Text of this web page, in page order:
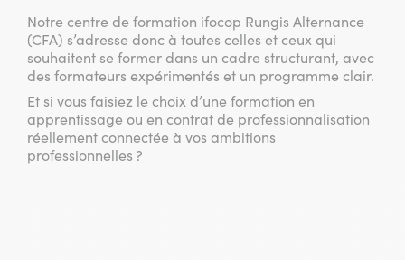
Notre centre de formation ifocop Rungis Alternance
(CFA) s’adresse donc à toutes celles et ceux qui
souhaitent se former dans un cadre structurant, avec
des formateurs expérimentés et un programme clair.
Et si vous faisiez le choix d’une formation en
apprentissage ou en contrat de professionnalisation
réellement connectée à vos ambitions
professionnelles ?